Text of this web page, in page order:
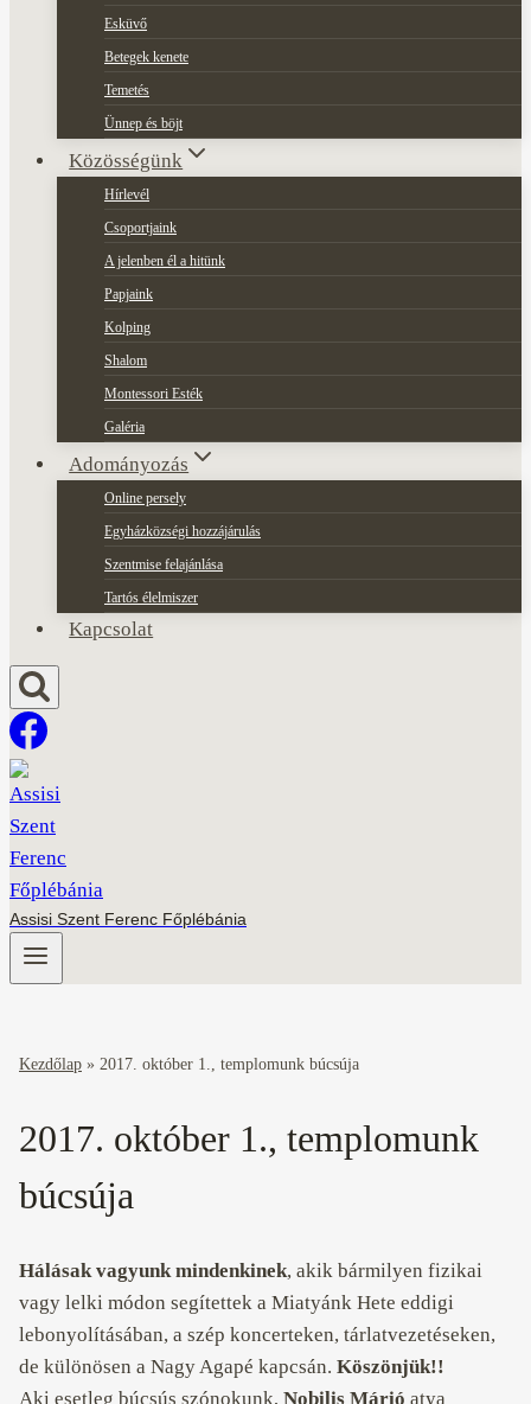
Esküvő
Betegek kenete
Temetés
Ünnep és böjt
Közösségünk
Hírlevél
Csoportjaink
A jelenben él a hitünk
Papjaink
Kolping
Shalom
Montessori Esték
Galéria
Adományozás
Online persely
Egyházközségi hozzájárulás
Szentmise felajánlása
Tartós élelmiszer
Kapcsolat
Assisi Szent Ferenc Főplébánia
Kezdőlap » 2017. október 1., templomunk búcsúja
2017. október 1., templomunk
búcsúja
Hálásak vagyunk mindenkinek, akik bármilyen fizikai
vagy lelki módon segítettek a Miatyánk Hete eddigi
lebonyolításában, a szép koncerteken, tárlatvezetéseken,
de különösen a Nagy Agapé kapcsán. Köszönjük!!
Aki esetleg búcsús szónokunk, Nobilis Márió atya